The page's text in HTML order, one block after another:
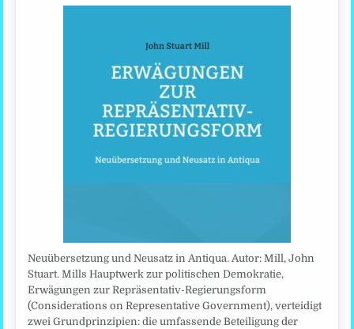
Neuübersetzung und Neusatz in Antiqua. Autor: Mill, John
Stuart. Mills Hauptwerk zur politischen Demokratie,
Erwägungen zur Repräsentativ-Regierungsform
(Considerations on Representative Government), verteidigt
zwei Grundprinzipien: die umfassende Beteiligung der